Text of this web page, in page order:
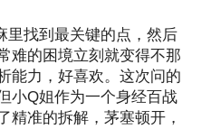
里找到最关键的点，然后
难的困境立刻就变得不那
能力，好喜欢。这次问的
小Q姐作为一个身经百战
精准的拆解，茅塞顿开，